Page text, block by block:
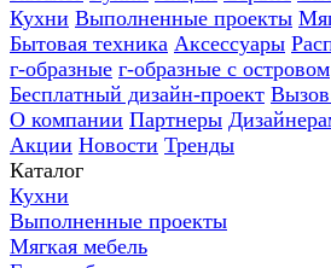
Кухни Выполненные проекты
Бытовая техника Аксессуары
г-образные г-образные с островом
Бесплатный дизайн-проект
О компании Партнеры
Акции Новости Тренды
Каталог
Кухни
Выполненные проекты
Мягкая мебель